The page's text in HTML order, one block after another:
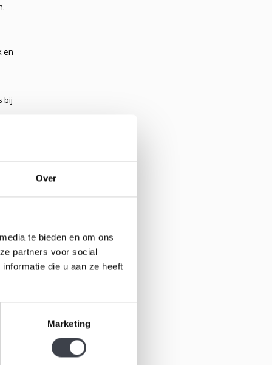
Over
te bieden en om ons
partners voor social
die u aan ze heeft
Marketing
en
bij